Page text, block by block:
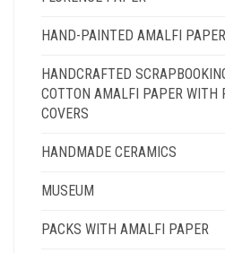
HAND-PAINTED AMALFI
HANDCRAFTED
COTTON AMALFI PAPER WITH
COVERS
HANDMADE CERAMICS
MUSEUM
PACKS WITH AMALFI PAPER